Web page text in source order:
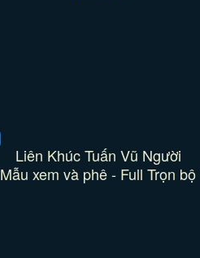
Liên Khúc Tuấn Vũ Người
Mẫu xem và phê - Full Trọn bộ